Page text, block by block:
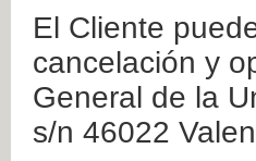
El Cliente
cancelación y
General de la
s/n 46022